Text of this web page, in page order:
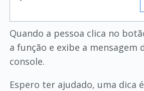
Quando a pessoa clica no
a função e exibe a mensagem
console.
Espero ter ajudado, uma dica